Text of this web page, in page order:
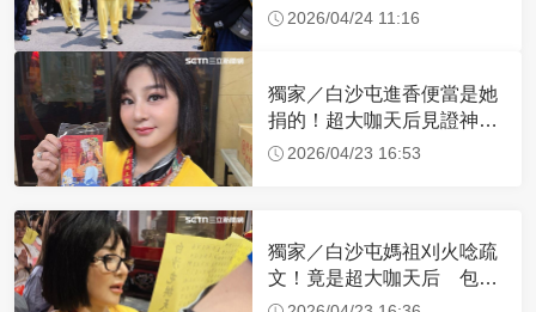
倍」 醫曝原因
2026/04/24 11:16
獨家／白沙屯進香便當是她
捐的！超大咖天后見證神
蹟 一靠近媽祖就爆哭
2026/04/23 16:53
獨家／白沙屯媽祖刈火唸疏
文！竟是超大咖天后 包尿
布忍尿5小時不喊累